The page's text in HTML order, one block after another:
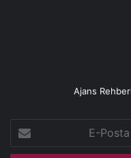
Ajans
Posta
adresinizi